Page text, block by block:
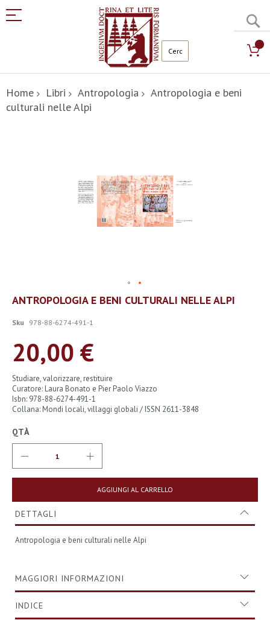
al
contenuto
Home Libri Antropologia
Antropologia e beni
culturali nelle Alpi
Vai
all'inizio
galleria
immagini
ANTROPOLOGIA E BENI CULTURALI NELLE ALPI
Sku 978-88-6274-491-1
20,00 €
Studiare, valorizzare, restituire
Curatore: Laura Bonato e Pier Paolo Viazzo
Isbn: 978-88-6274-491-1
Collana: Mondi locali, villaggi globali / ISSN 2611-3848
QTÀ
AGGIUNGI AL CARRELLO
DETTAGLI
Antropologia e beni culturali nelle Alpi
MAGGIORI INFORMAZIONI
INDICE